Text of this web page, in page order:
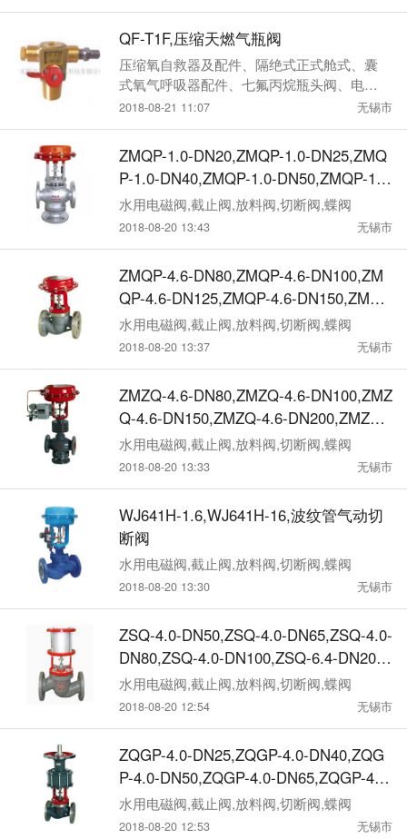
QF-T1F,压缩天燃气瓶阀
压缩氧自救器及配件、隔绝式正式舱式、囊
式氧气呼吸器配件、七氟丙烷瓶头阀、电磁
瓶头阀、选择阀
2018-08-21 11:07 无锡市
ZMQP-1.0-DN20,ZMQP-1.0-DN25,ZMQ
P-1.0-DN40,ZMQP-1.0-DN50,ZMQP-1.0
-DN65,ZMQP-1.0-DN80,ZMQP-1.0-DN1
00,ZMQP-1.0-DN150,ZMQP-1.0-DN200,
ZMQP-10-DN20,ZMQP-10-DN25,ZMQP-
10-DN40,ZMQP-10-DN50,ZMQP-10-DN
65,气动薄膜三通切断阀
水用电磁阀,截止阀,放料阀,切断阀,蝶阀
2018-08-20 13:43 无锡市
ZMQP-4.6-DN80,ZMQP-4.6-DN100,ZM
QP-4.6-DN125,ZMQP-4.6-DN150,ZMQP
-4.6-DN200,ZMQP-46-DN25,ZMQP-46-
DN32,ZMQP-46-DN64,ZMQP-46-DN50,
ZMQP-46-DN65, ZMQP-46-DN80,ZMQP
-46-DN100,ZMQP-46-DN125,ZMQP-46-
DN150,ZMQP-46-DN200,气动薄膜套筒
切断阀
水用电磁阀,截止阀,放料阀,切断阀,蝶阀
2018-08-20 13:37 无锡市
ZMZQ-4.6-DN80,ZMZQ-4.6-DN100,ZMZ
Q-4.6-DN150,ZMZQ-4.6-DN200,ZMZQ-
46-DN20,ZMZQ-46-DN25,ZMZQ-46-DN
64,ZMZQ-46-DN50,ZMZQ-46-DN65, ZM
ZQ-46-DN80,ZMZQ-46-DN100,ZMZQ-4
6-DN150,ZMZQ-46-DN200,气动薄膜三
通调节阀
水用电磁阀,截止阀,放料阀,切断阀,蝶阀
2018-08-20 13:33 无锡市
WJ641H-1.6,WJ641H-16,波纹管气动切
断阀
水用电磁阀,截止阀,放料阀,切断阀,蝶阀
2018-08-20 13:30 无锡市
ZSQ-4.0-DN50,ZSQ-4.0-DN65,ZSQ-4.0-
DN80,ZSQ-4.0-DN100,ZSQ-6.4-DN20,Z
SQ-6.4-DN25,ZSQ-6.4-DN32,ZSQ-6.4-
DN40,ZSQ-6.4-DN50,ZSQ-6.4-DN65,ZS
Q-6.4-DN80,ZSQ-6.4-DN100,气动活塞
式切断阀
水用电磁阀,截止阀,放料阀,切断阀,蝶阀
2018-08-20 12:54 无锡市
ZQGP-4.0-DN25,ZQGP-4.0-DN40,ZQG
P-4.0-DN50,ZQGP-4.0-DN65,ZQGP-4.0-
DN80,ZQGP-4.0-DN100,ZQGP-4.0-DN1
50, ZQGP-4.0-DN200,ZQGP-6.4-DN25,
水用电磁阀,截止阀,放料阀,切断阀,蝶阀
2018-08-20 12:53 无锡市